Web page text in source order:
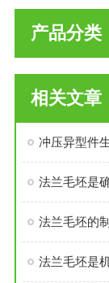
产品分类
相关文章
冲压异型件
法兰毛坯是
法兰毛坯的
法兰毛坯是